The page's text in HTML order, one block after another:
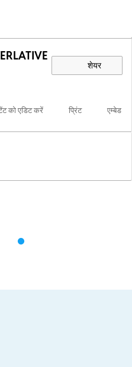
शेयर
को एडिट करें
प्रिंट एम्बेड